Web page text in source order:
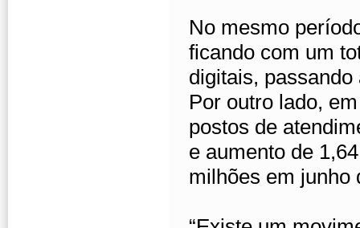
No mesmo
ficando com um
digitais,
Por outro lado,
postos de
e aumento de
milhões em junho